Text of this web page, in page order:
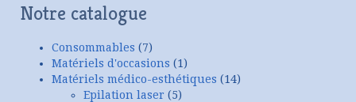
Notre catalogue
Consommables (7)
Matériels d'occasions (1)
Matériels médico-esthétiques (14)
Epilation laser (5)